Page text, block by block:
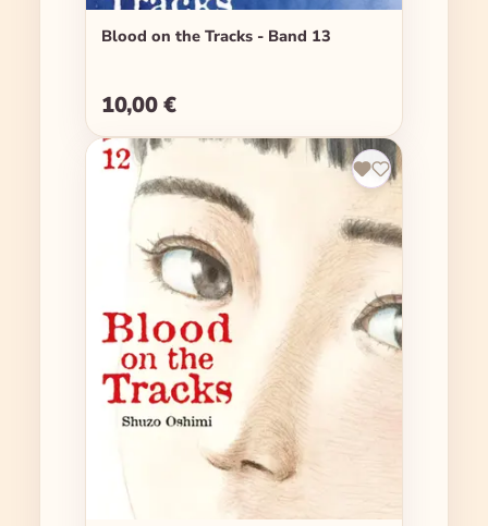
Blood on the Tracks - Band 13
Regulärer Preis:
10,00 €